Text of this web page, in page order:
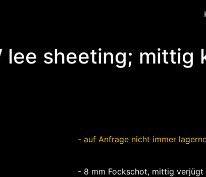
sheeting; mittig
- auf Anfrage nicht immer
- 8 mm Fockschot, mittig